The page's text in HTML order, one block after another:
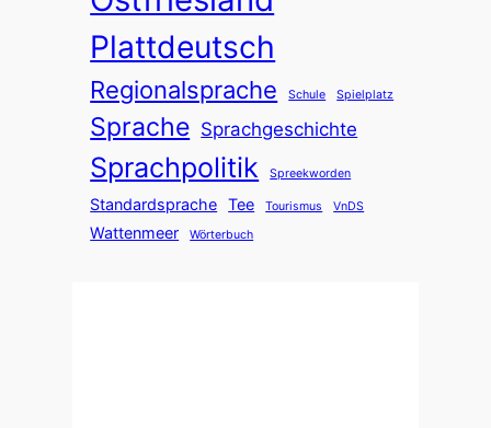
Plattdeutsch
Regionalsprache Schule Spielplatz
Sprache Sprachgeschichte
Sprachpolitik Spreekworden
Standardsprache Tee Tourismus VnDS
Wattenmeer Wörterbuch